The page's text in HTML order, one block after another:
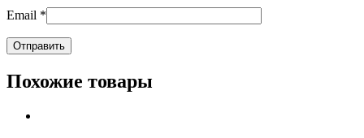
Email *
Похожие товары